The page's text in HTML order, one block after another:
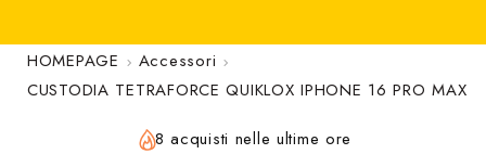
HOMEPAGE
Accessori
CUSTODIA TETRAFORCE QUIKLOX IPHONE 16 PRO MAX
8 acquisti nelle ultime ore